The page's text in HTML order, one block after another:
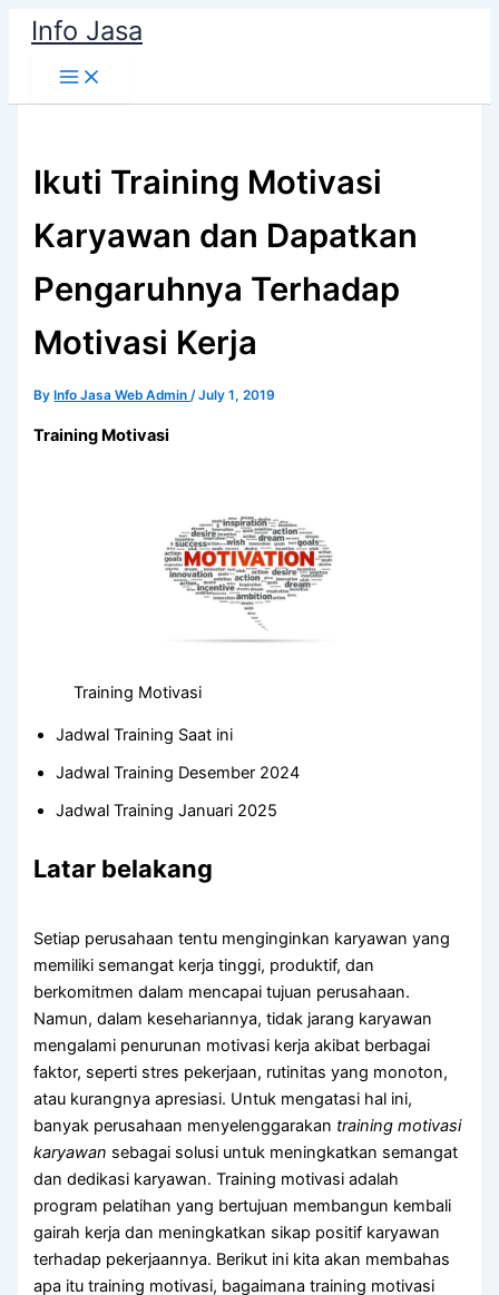
Skip
content
Info Jasa
Ikuti Training Motivasi
Karyawan dan Dapatkan
Pengaruhnya Terhadap
Motivasi Kerja
By Info Jasa Web Admin/July 1, 2019
Training Motivasi
Training Motivasi
Jadwal Training Saat ini
Jadwal Training Desember 2024
Jadwal Training Januari 2025
Latar belakang
Setiap perusahaan tentu menginginkan karyawan yang
memiliki semangat kerja tinggi, produktif, dan
berkomitmen dalam mencapai tujuan perusahaan.
Namun, dalam kesehariannya, tidak jarang karyawan
mengalami penurunan motivasi kerja akibat berbagai
faktor, seperti stres pekerjaan, rutinitas yang monoton,
atau kurangnya apresiasi. Untuk mengatasi hal ini,
banyak perusahaan menyelenggarakan training motivasi
karyawan sebagai solusi untuk meningkatkan semangat
dan dedikasi karyawan. Training motivasi adalah
program pelatihan yang bertujuan membangun kembali
gairah kerja dan meningkatkan sikap positif karyawan
terhadap pekerjaannya. Berikut ini kita akan membahas
apa itu training motivasi, bagaimana training motivasi